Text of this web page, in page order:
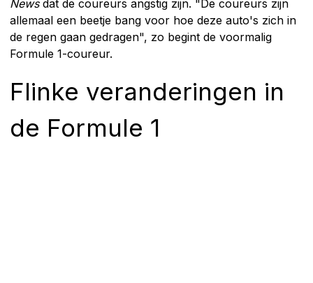
News dat de coureurs angstig zijn. "De coureurs zijn
allemaal een beetje bang voor hoe deze auto's zich in
de regen gaan gedragen", zo begint de voormalig
Formule 1-coureur.
Flinke veranderingen in
de Formule 1